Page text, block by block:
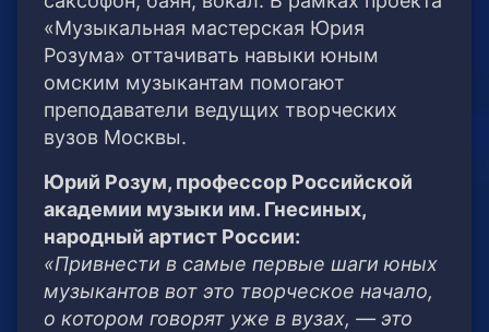
«Музыкальная мастерская Юрия
Розума» оттачивать навыки юным
омским музыкантам помогают
преподаватели ведущих творческих
вузов Москвы.
Юрий Розум, профессор Российской
академии музыки им. Гнесиных,
народный артист России:
«Привнести в самые первые шаги юных
музыкантов вот это творческое начало,
о котором говорят уже в вузах, — это